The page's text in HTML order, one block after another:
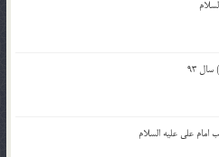
93
علی علیه السلام